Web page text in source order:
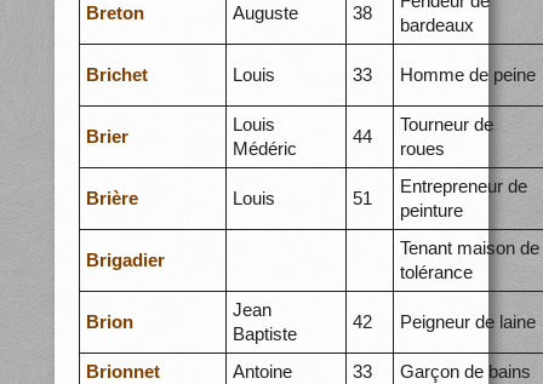
Breton Auguste 38
bardeaux
Brichet Louis 33 Homme de peine
Brier
Louis
Médéric
44
Tourneur de
roues
Brière Louis 51
Entrepreneur de
peinture
Brigadier
Tenant maison de
tolérance
Brion
Jean
Baptiste
42 Peigneur de laine
Brionnet Antoine 33 Garçon de bains